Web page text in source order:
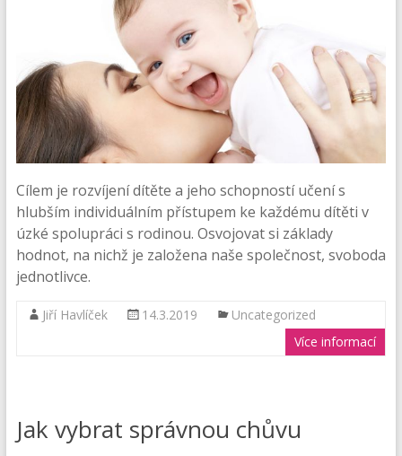
Cílem je rozvíjení dítěte a jeho schopností učení s
hlubším individuálním přístupem ke každému dítěti v
úzké spolupráci s rodinou. Osvojovat si základy
hodnot, na nichž je založena naše společnost, svoboda
jednotlivce.
Jiří Havlíček 14.3.2019
Uncategorized
Více informací
Jak vybrat správnou chůvu